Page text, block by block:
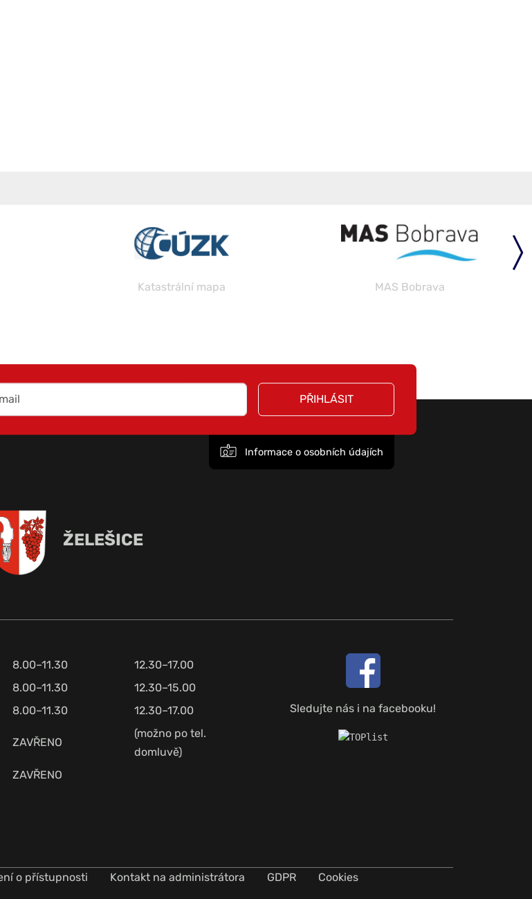
Katastrální mapa MAS Bobrava
PŘIHLÁSIT
Informace o osobních údajích
ŽELEŠICE
8.00–11.30
12.30–17.00
8.00–11.30
12.30–15.00
8.00–11.30 12.30–17.00
ZAVŘENO
(možno po tel.
domluvě)
ZAVŘENO
Sledujte nás i na facebooku!
o přístupnosti Kontakt na administrátora GDPR Cookies